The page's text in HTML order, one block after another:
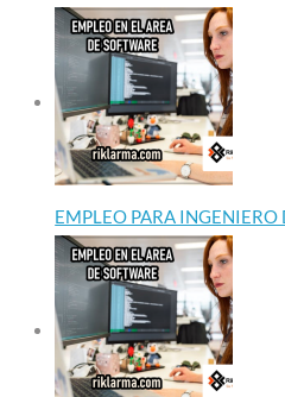
EMPLEO PARA INGENIERO